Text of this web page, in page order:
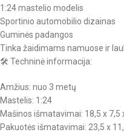
1:24 mastelio modelis
Sportinio automobilio dizainas
Guminės padangos
Tinka žaidimams namuose ir
🛠 Techninė informacija:
Amžius: nuo 3 metų
Mastelis: 1:24
Mašinos išmatavimai: 18,5 x 7,5
Pakuotės išmatavimai: 23,5 x